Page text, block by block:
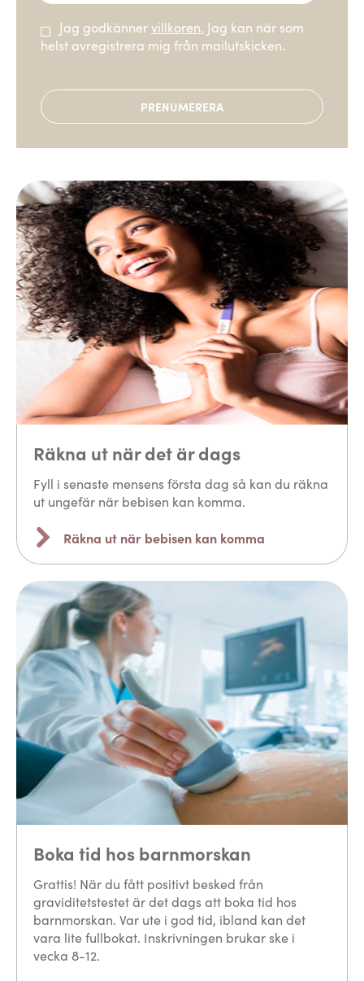
Jag godkänner villkoren. Jag kan när som
helst avregistrera mig från mailutskicken.
PRENUMERERA
Räkna ut när det är dags
Fyll i senaste mensens första dag så kan du räkna
ut ungefär när bebisen kan komma.
Räkna ut när bebisen kan komma
Boka tid hos barnmorskan
Grattis! När du fått positivt besked från
graviditetstestet är det dags att boka tid hos
barnmorskan. Var ute i god tid, ibland kan det
vara lite fullbokat. Inskrivningen brukar ske i
vecka 8-12.